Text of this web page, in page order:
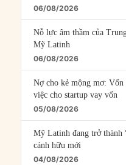
06/08/2026
Nỗ lực âm thầm của
Mỹ Latinh
06/08/2026
Nợ cho kẻ mộng mơ: Vốn
việc cho startup vay vốn
05/08/2026
Mỹ Latinh đang trở thành
cánh hữu mới
04/08/2026